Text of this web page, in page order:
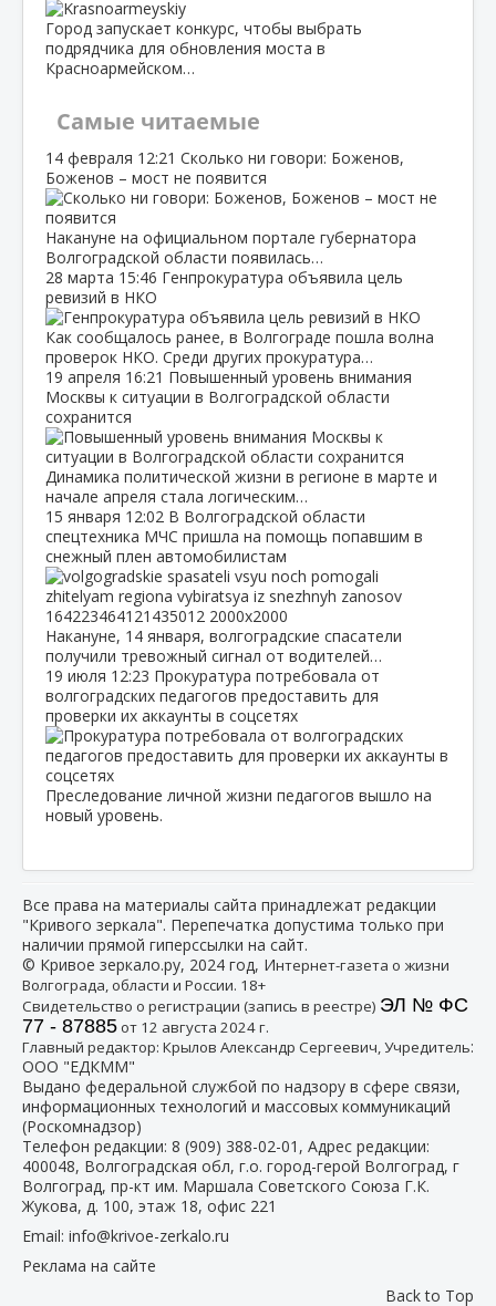
Город запускает конкурс, чтобы выбрать
подрядчика для обновления моста в
Красноармейском…
Самые читаемые
14 февраля 12:21 Сколько ни говори: Боженов,
Боженов – мост не появится
Накануне на официальном портале губернатора
Волгоградской области появилась…
28 марта 15:46 Генпрокуратура объявила цель
ревизий в НКО
Как сообщалось ранее, в Волгограде пошла волна
проверок НКО. Среди других прокуратура…
19 апреля 16:21 Повышенный уровень внимания
Москвы к ситуации в Волгоградской области
сохранится
Динамика политической жизни в регионе в марте и
начале апреля стала логическим…
15 января 12:02 В Волгоградской области
спецтехника МЧС пришла на помощь попавшим в
снежный плен автомобилистам
Накануне, 14 января, волгоградские спасатели
получили тревожный сигнал от водителей…
19 июля 12:23 Прокуратура потребовала от
волгоградских педагогов предоставить для
проверки их аккаунты в соцсетях
Преследование личной жизни педагогов вышло на
новый уровень.
Все права на материалы сайта принадлежат редакции
"Кривого зеркала". Перепечатка допустима только при
наличии прямой гиперссылки на сайт.
© Кривое зеркало.ру, 2024 год, Интернет-газета о жизни
Волгограда, области и России. 18+
Свидетельство о регистрации (запись в реестре) ЭЛ № ФС
77 - 87885от 12 августа 2024 г.
Главный редактор: Крылов Александр Сергеевич, Учредитель:
ООО "ЕДКММ"
Выдано федеральной службой по надзору в сфере связи,
информационных технологий и массовых коммуникаций
(Роскомнадзор)
Телефон редакции: 8 (909) 388-02-01 , Адрес редакции:
400048, Волгоградская обл, г.о. город-герой Волгоград, г
Волгоград, пр-кт им. Маршала Советского Союза Г.К.
Жукова, д. 100, этаж 18, офис 221
Email: info@krivoe-zerkalo.ru
Реклама на сайте
Back to Top